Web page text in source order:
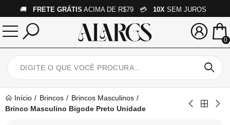
🚚 FRETE GRÁTIS ACIMA DE R$79 💳 10X SEM JUROS
0
Início Brincos
Brincos Masculinos
Brinco Masculino Bigode Preto Unidade